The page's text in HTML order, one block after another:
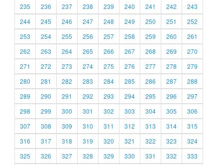
235
236 237 238 239 240 241 242
243
244
245 246 247 248 249 250 251
252
253
254 255 256 257 258 259 260
261
262
263 264 265 266 267 268 269
270
271
272 273 274 275 276 277 278
279
280
281 282 283 284 285 286 287
288
289
290 291 292 293 294 295 296
297
298
299 300 301 302 303 304 305
306
307
308 309 310 311 312 313 314
315
316
317 318 319 320 321 322 323
324
325
326 327 328 329 330 331 332 333